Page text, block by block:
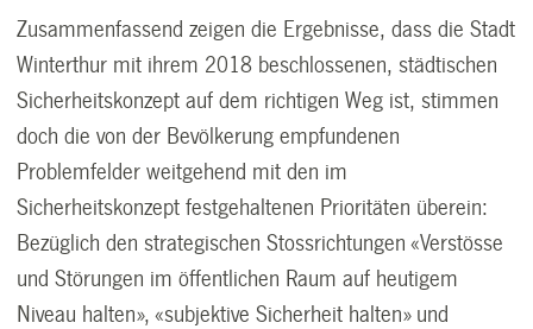
Zusammenfassend zeigen die Ergebnisse, dass die Stadt
Winterthur mit ihrem 2018 beschlossenen, städtischen
Sicherheitskonzept auf dem richtigen Weg ist, stimmen
doch die von der Bevölkerung empfundenen
Problemfelder weitgehend mit den im
Sicherheitskonzept festgehaltenen Prioritäten überein:
Bezüglich den strategischen Stossrichtungen «Verstösse
und Störungen im öffentlichen Raum auf heutigem
Niveau halten», «subjektive Sicherheit halten» und